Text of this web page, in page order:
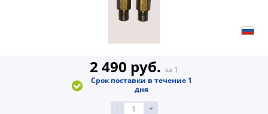
2 490 руб. за 1
Срок поставки в течение 1
дня
-
+